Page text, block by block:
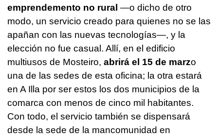
emprendemento no rural —o dicho de otro
modo, un servicio creado para quienes no se las
apañan con las nuevas tecnologías—, y la
elección no fue casual. Allí, en el edificio
multiusos de Mosteiro, abrirá el 15 de marzo
una de las sedes de esta oficina; la otra estará
en A Illa por ser estos los dos municipios de la
comarca con menos de cinco mil habitantes.
Con todo, el servicio también se dispensará
desde la sede de la mancomunidad en